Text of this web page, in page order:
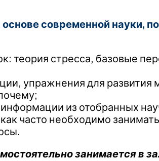
современной науки,
теория стресса, базовые
упражнения для развития
из отобранных
часто необходимо
занимается в